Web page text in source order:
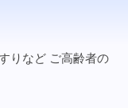
りなど ご高齢者の